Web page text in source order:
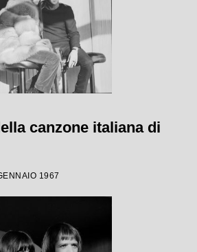
canzone italiana di
1967